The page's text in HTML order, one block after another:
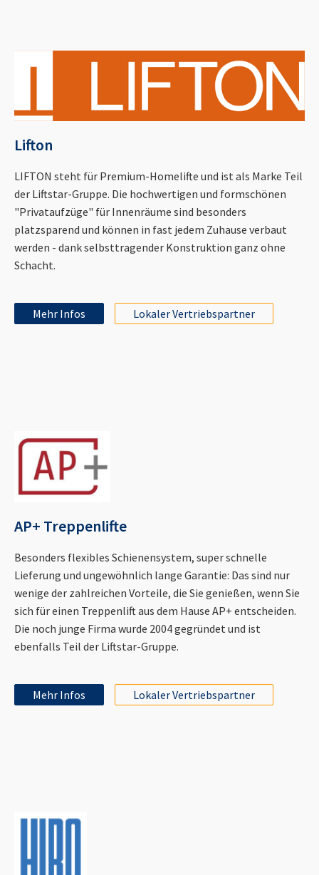
Lifton
LIFTON steht für Premium-Homelifte und ist als Marke Teil
der Liftstar-Gruppe. Die hochwertigen und formschönen
"Privataufzüge" für Innenräume sind besonders
platzsparend und können in fast jedem Zuhause verbaut
werden - dank selbsttragender Konstruktion ganz ohne
Schacht.
Mehr Infos Lokaler Vertriebspartner
AP+ Treppenlifte
Besonders flexibles Schienensystem, super schnelle
Lieferung und ungewöhnlich lange Garantie: Das sind nur
wenige der zahlreichen Vorteile, die Sie genießen, wenn Sie
sich für einen Treppenlift aus dem Hause AP+ entscheiden.
Die noch junge Firma wurde 2004 gegründet und ist
ebenfalls Teil der Liftstar-Gruppe.
Mehr Infos Lokaler Vertriebspartner